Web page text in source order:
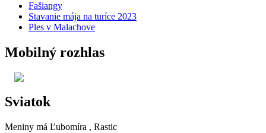
Fašiangy
Stavanie mája na turíce 2023
Ples v Malachove
Mobilný rozhlas
Sviatok
Meniny má Ľubomíra , Rastic